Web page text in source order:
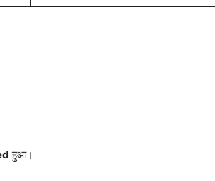
हुआ।